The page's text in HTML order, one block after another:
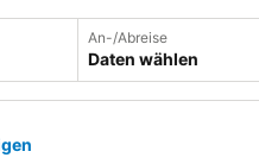
An-/Abreise
Daten wählen